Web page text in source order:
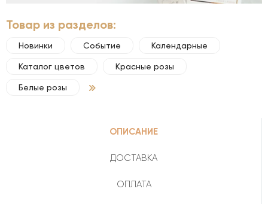
Товар из разделов:
Новинки Событие Календарные
Каталог цветов Красные розы
Белые розы
ОПИСАНИЕ
ДОСТАВКА
ОПЛАТА